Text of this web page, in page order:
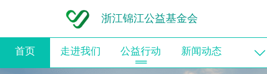
浙江锦江公益基金会
首页 走进我们 公益行动 新闻动态